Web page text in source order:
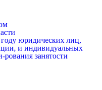
году юридических лиц,
и индивидуальных
занятости